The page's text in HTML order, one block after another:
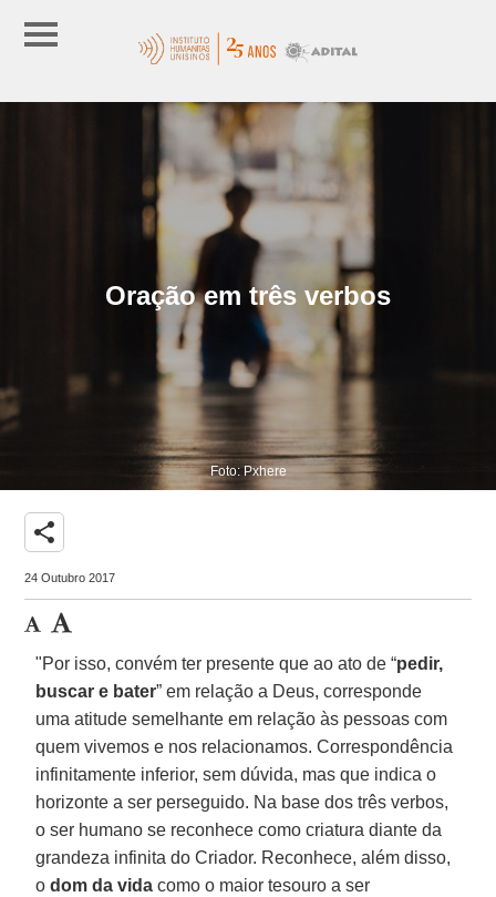
Oração em três verbos
Foto: Pxhere
share
24 Outubro 2017
"Por isso, convém ter presente que ao ato de “pedir,
buscar e bater” em relação a Deus, corresponde
uma atitude semelhante em relação às pessoas com
quem vivemos e nos relacionamos. Correspondência
infinitamente inferior, sem dúvida, mas que indica o
horizonte a ser perseguido. Na base dos três verbos,
o ser humano se reconhece como criatura diante da
grandeza infinita do Criador. Reconhece, além disso,
odom da vida como o maior tesouro a ser